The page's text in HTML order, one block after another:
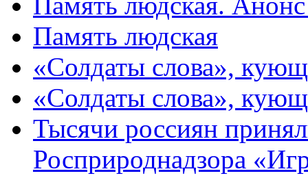
Память людская
«Солдаты слова»,
«Солдаты слова»,
Тысячи россиян
Росприроднадзора